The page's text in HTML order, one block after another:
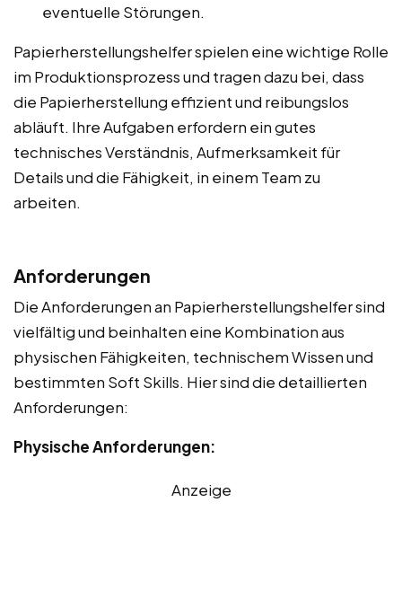
eventuelle Störungen.
Papierherstellungshelfer spielen eine wichtige Rolle
im Produktionsprozess und tragen dazu bei, dass
die Papierherstellung effizient und reibungslos
abläuft. Ihre Aufgaben erfordern ein gutes
technisches Verständnis, Aufmerksamkeit für
Details und die Fähigkeit, in einem Team zu
arbeiten.
Anforderungen
Die Anforderungen an Papierherstellungshelfer sind
vielfältig und beinhalten eine Kombination aus
physischen Fähigkeiten, technischem Wissen und
bestimmten Soft Skills. Hier sind die detaillierten
Anforderungen:
Physische Anforderungen:
Anzeige